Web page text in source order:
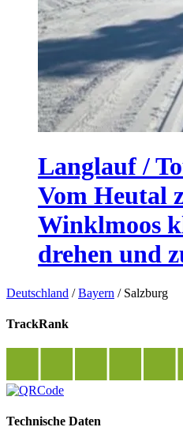
Langlauf /
Vom Heutal
Winklmoos
drehen und
Deutschland /Bayern / Salzburg
TrackRank
Technische Daten